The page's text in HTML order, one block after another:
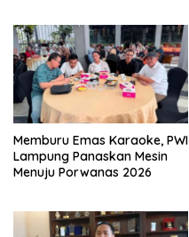
Memburu Emas Karaoke, PWI
Lampung Panaskan Mesin
Menuju Porwanas 2026